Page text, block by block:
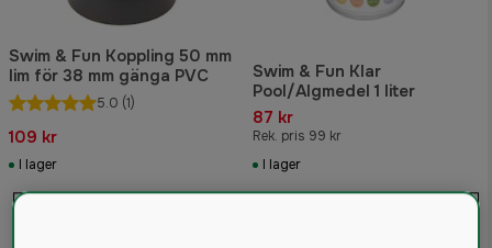
Swim & Fun Koppling 50 mm
lim för 38 mm gänga PVC
5.0 (1)
109 kr
I lager
Swim & Fun Klar
Pool/Algmedel 1 liter
87 kr
Rek. pris 99 kr
I lager